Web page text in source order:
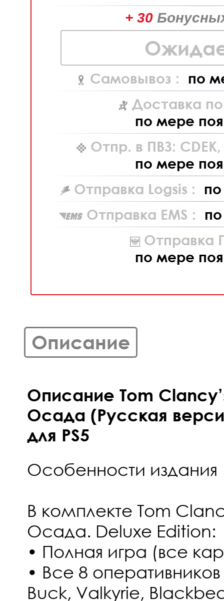
+ 30
Самовывоз : по
Доставка
по мере
Отпр. в ПВЗ: CDEK,
по мере
Отправка Logsis :
Отправка EMS :
Отправка
по мере
Описание
Описание Tom
Осада (Русская
для PS5
Особенности издания
В комплекте Tom
Осада. Deluxe Edition:
• Полная игра (все
• Все 8 оперативников
Buck, Valkyrie,